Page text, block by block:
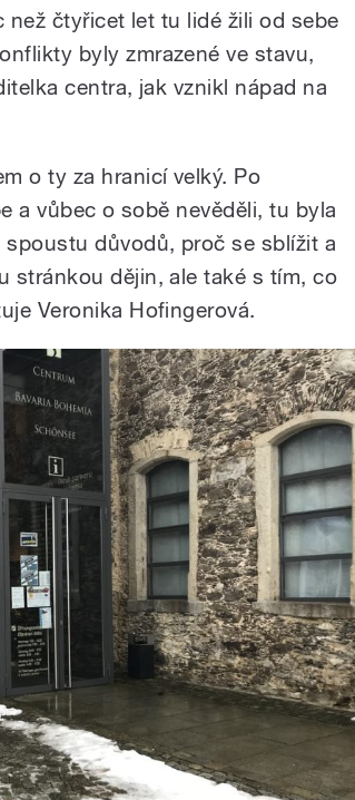
než čtyřicet let tu lidé žili od sebe
byly zmrazené ve stavu,
centra, jak vznikl nápad na
o ty za hranicí velký. Po
a vůbec o sobě nevěděli, tu byla
důvodů, proč se sblížit a
stránkou dějin, ale také s tím, co
Veronika Hofingerová.